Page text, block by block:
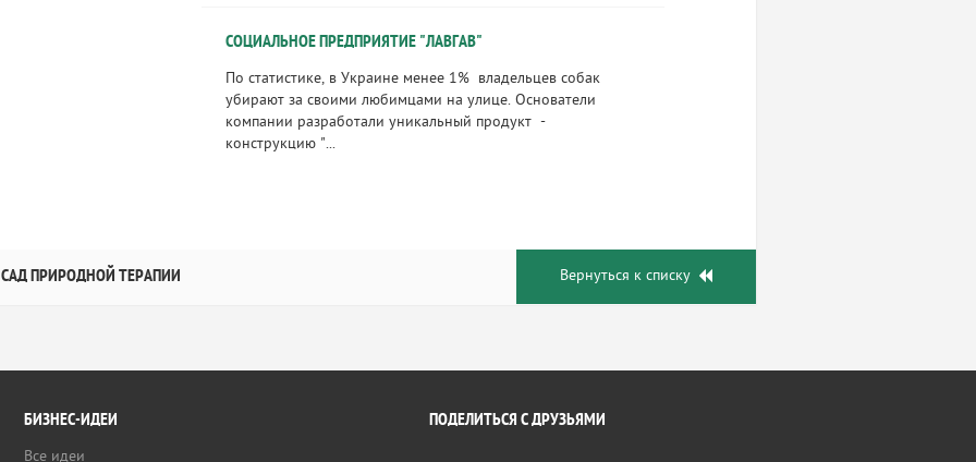
СОЦИАЛЬНОЕ ПРЕДПРИЯТИЕ "ЛАВГАВ"
По статистике, в Украине менее 1% владельцев собак
убирают за своими любимцами на улице. Основатели
компании разработали уникальный продукт -
конструкцию "...
САД ПРИРОДНОЙ ТЕРАПИИ Вернуться к списку
БИЗНЕС-ИДЕИ
Все идеи
ПОДЕЛИТЬСЯ С ДРУЗЬЯМИ